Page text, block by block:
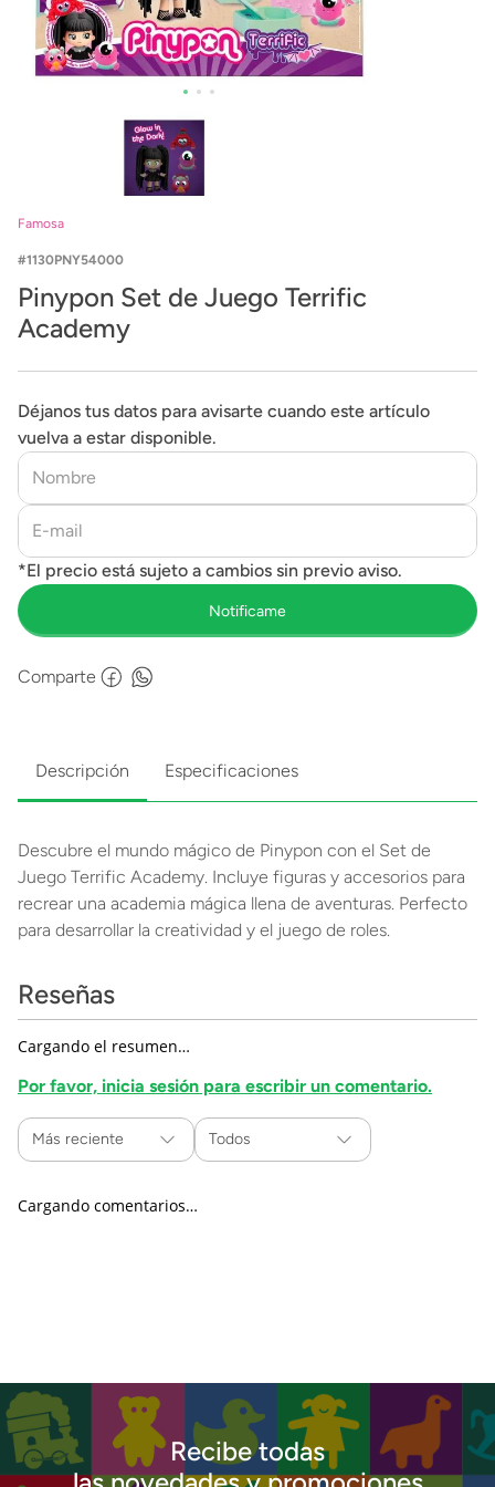
Famosa
1130PNY54000
Pinypon Set de Juego Terrific
Academy
Déjanos tus datos para avisarte cuando este artículo
vuelva a estar disponible.
Comparte
Descripción Especificaciones
Descubre el mundo mágico de Pinypon con el Set de
Juego Terrific Academy. Incluye figuras y accesorios para
recrear una academia mágica llena de aventuras. Perfecto
para desarrollar la creatividad y el juego de roles.
Reseñas
Cargando el resumen…
Por favor, inicia sesión para escribir un comentario.
Más reciente Todos
Cargando comentarios…
Recibe todas